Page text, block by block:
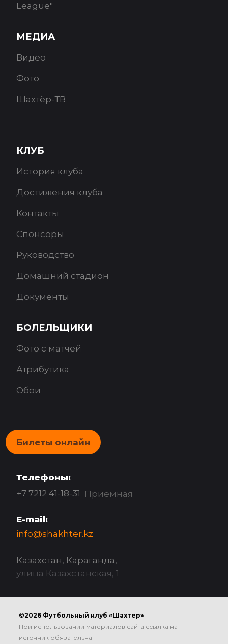
League"
МЕДИА
Видео
Фото
Шахтёр-ТВ
КЛУБ
История клуба
Достижения клуба
Контакты
Спонсоры
Руководство
Домашний стадион
Документы
БОЛЕЛЬЩИКИ
Фото с матчей
Атрибутика
Обои
Билеты онлайн
Телефоны:
+7 7212 41-18-31 Приёмная
E-mail:
info@shakhter.kz
Казахстан, Караганда,
улица Казахстанская, 1
©2026 Футбольный клуб «Шахтер»
При использовании материалов сайта ссылка на
источник обязательна